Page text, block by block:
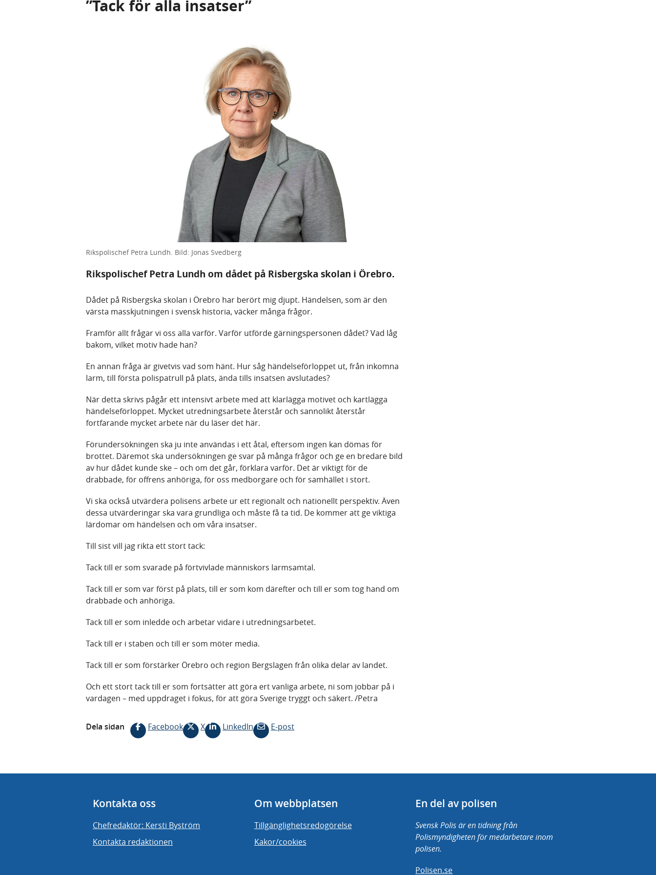
”Tack för alla insatser”
Rikspolischef Petra Lundh. Bild: Jonas Svedberg
Rikspolischef Petra Lundh om dådet på Risbergska skolan i Örebro.
Dådet på Risbergska skolan i Örebro har berört mig djupt. Händelsen, som är den
värsta masskjutningen i svensk historia, väcker många frågor.
Framför allt frågar vi oss alla varför. Varför utförde gärningspersonen dådet? Vad låg
bakom, vilket motiv hade han?
En annan fråga är givetvis vad som hänt. Hur såg händelseförloppet ut, från inkomna
larm, till första polispatrull på plats, ända tills insatsen avslutades?
När detta skrivs pågår ett intensivt arbete med att klarlägga motivet och kartlägga
händelseförloppet. Mycket utredningsarbete återstår och sannolikt återstår
fortfarande mycket arbete när du läser det här.
Förundersökningen ska ju inte användas i ett åtal, eftersom ingen kan dömas för
brottet. Däremot ska undersökningen ge svar på många frågor och ge en bredare bild
av hur dådet kunde ske – och om det går, förklara varför. Det är viktigt för de
drabbade, för offrens anhöriga, för oss medborgare och för samhället i stort.
Vi ska också utvärdera polisens arbete ur ett regionalt och nationellt perspektiv. Även
dessa utvärderingar ska vara grundliga och måste få ta tid. De kommer att ge viktiga
lärdomar om händelsen och om våra insatser.
Till sist vill jag rikta ett stort tack:
Tack till er som svarade på förtvivlade människors larmsamtal.
Tack till er som var först på plats, till er som kom därefter och till er som tog hand om
drabbade och anhöriga.
Tack till er som inledde och arbetar vidare i utredningsarbetet.
Tack till er i staben och till er som möter media.
Tack till er som förstärker Örebro och region Bergslagen från olika delar av landet.
Och ett stort tack till er som fortsätter att göra ert vanliga arbete, ni som jobbar på i
vardagen – med uppdraget i fokus, för att göra Sverige tryggt och säkert. /Petra
Dela sidan Facebook X LinkedIn E-post
Kontakta oss
Chefredaktör: Kersti Byström
Kontakta redaktionen
Om webbplatsen
Tillgänglighetsredogörelse
Kakor/cookies
En del av polisen
Svensk Polis är en tidning från
Polismyndigheten för medarbetare inom
polisen.
Polisen.se